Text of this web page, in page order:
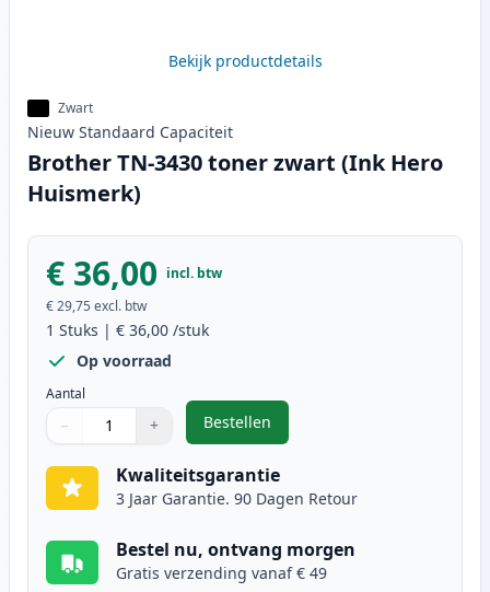
Bekijk productdetails
Zwart
Nieuw Standaard Capaciteit
Brother TN-3430 toner zwart (Ink Hero
Huismerk)
€ 36,00 incl. btw
€ 29,75 excl. btw
1 Stuks | € 36,00 /stuk
Op voorraad
Aantal
Gebruik de knoppen om aan te passen
− +
1
Bestellen
,Brother TN-3430 toner zwart
Kwaliteitsgarantie
3 Jaar Garantie. 90 Dagen Retour
Bestel nu, ontvang morgen
Gratis verzending vanaf € 49